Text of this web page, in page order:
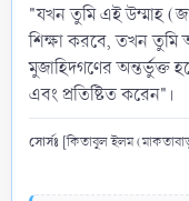
"যখন তুমি এই উম্মাহ
শিক্ষা করবে, তখন তুমি
মুজাহিদগণের অন্তর্ভুক্ত
এবং প্রতিষ্টিত করেন"।
সোর্সঃ [কিতাবুল ইলম